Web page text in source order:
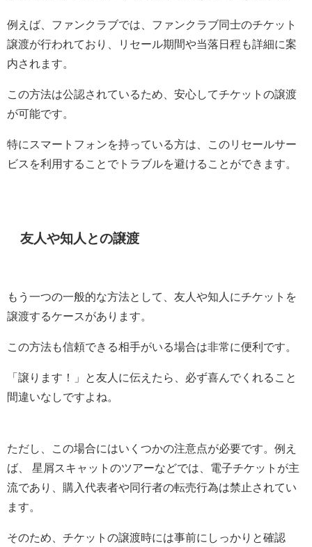
例えば、ファンクラブでは、ファンクラブ同士のチケット
譲渡が行われており、リセール期間や当落日程も詳細に案
内されます。
この方法は公認されているため、安心してチケットの譲渡
が可能です。
特にスマートフォンを持っている方は、このリセールサー
ビスを利用することでトラブルを避けることができます。
友人や知人との譲渡
もう一つの一般的な方法として、友人や知人にチケットを
譲渡するケースがあります。
この方法も信頼できる相手がいる場合は非常に便利です。
「譲ります！」と友人に伝えたら、必ず喜んでくれること
間違いなしですよね。
ただし、この場合にはいくつかの注意点が必要です。例え
ば、 星屑スキャットのツアーなどでは、電子チケットが主
流であり、購入代表者や同行者の転売行為は禁止されてい
ます。
そのため、チケットの譲渡時には事前にしっかりと確認